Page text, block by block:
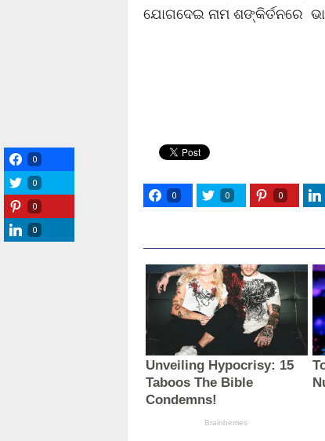
ଯୋଗଦେଇ ନାମ ଶଙ୍କିର୍ତନରେ
0 0 0
0
0
0
0